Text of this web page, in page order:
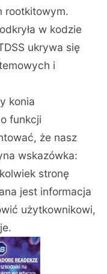
rootkitowym.
w kodzie
ukrywa się
i
konia
funkcji
że nasz
wskazówka:
stronę
jest informacja
użytkownikowi,